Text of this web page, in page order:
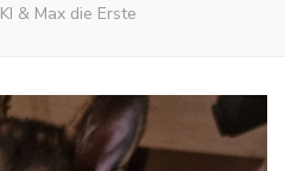
KI & Max die Erste